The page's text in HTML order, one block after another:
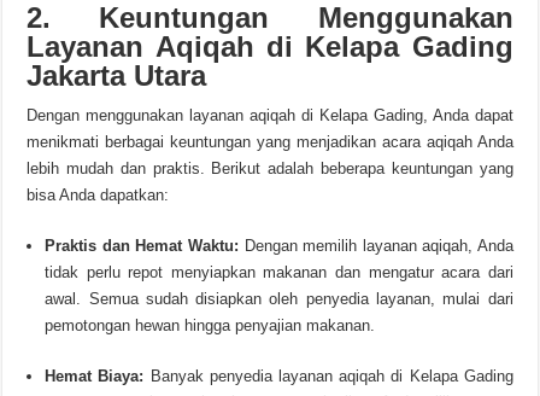
2. Keuntungan Menggunakan
Layanan Aqiqah di Kelapa Gading
Jakarta Utara
Dengan menggunakan layanan aqiqah di Kelapa Gading, Anda dapat
menikmati berbagai keuntungan yang menjadikan acara aqiqah Anda
lebih mudah dan praktis. Berikut adalah beberapa keuntungan yang
bisa Anda dapatkan:
Praktis dan Hemat Waktu: Dengan memilih layanan aqiqah, Anda
tidak perlu repot menyiapkan makanan dan mengatur acara dari
awal. Semua sudah disiapkan oleh penyedia layanan, mulai dari
pemotongan hewan hingga penyajian makanan.
Hemat Biaya: Banyak penyedia layanan aqiqah di Kelapa Gading